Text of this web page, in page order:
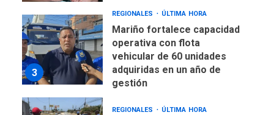
3
REGIONALES ÚLTIMA HORA
Mariño fortalece capacidad
operativa con flota
vehicular de 60 unidades
adquiridas en un año de
gestión
REGIONALES ÚLTIMA HORA